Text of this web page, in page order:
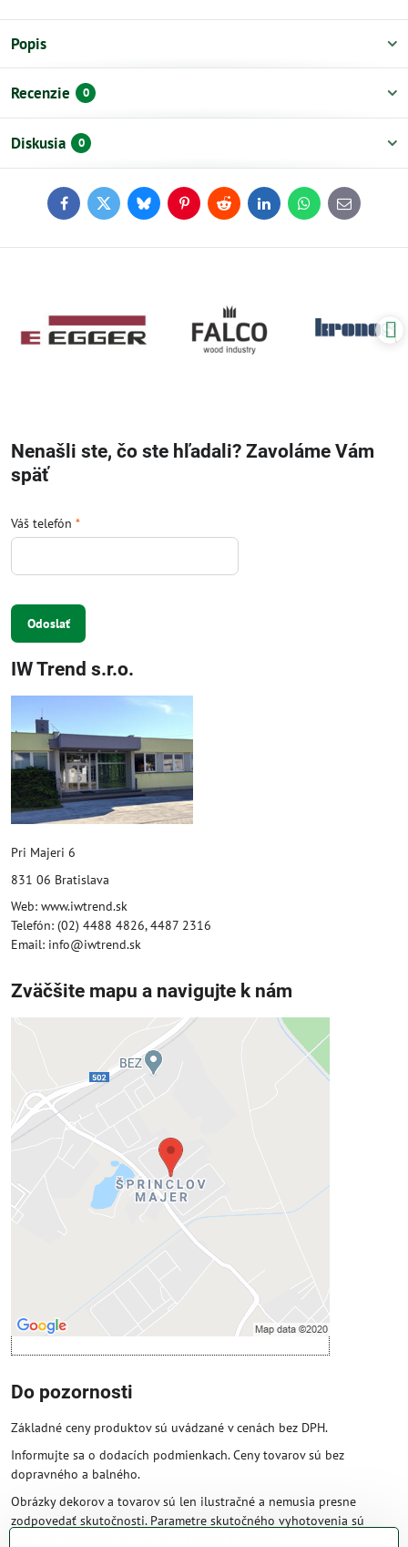
Popis
Recenzie 0
Diskusia 0
FacebookTwitterBlueskyPinterestReddit LinkedInWhatsApp
E-
mail
Nenašli ste, čo ste hľadali? Zavoláme Vám
späť
Váš telefón *
Odoslať
IW Trend s.r.o.
Pri Majeri 6
831 06 Bratislava
Web: www.iwtrend.sk
Telefón: (02) 4488 4826, 4487 2316
Email: info@iwtrend.sk
Zväčšite mapu a navigujte k nám
Externý obsah je blokovaný
Prajete si načítať externý obsah?
Povoliť tentokrát
Povoliť a zapamätať - súhlas s druhom
cookie: Funkčné
Otvoriť obsah v novom okne
Do pozornosti
Základné ceny produktov sú uvádzané v cenách bez DPH.
Informujte sa o dodacích podmienkach. Ceny tovarov sú bez
dopravného a balného.
Obrázky dekorov a tovarov sú len ilustračné a nemusia presne
zodpovedať skutočnosti. Parametre skutočného vyhotovenia sú